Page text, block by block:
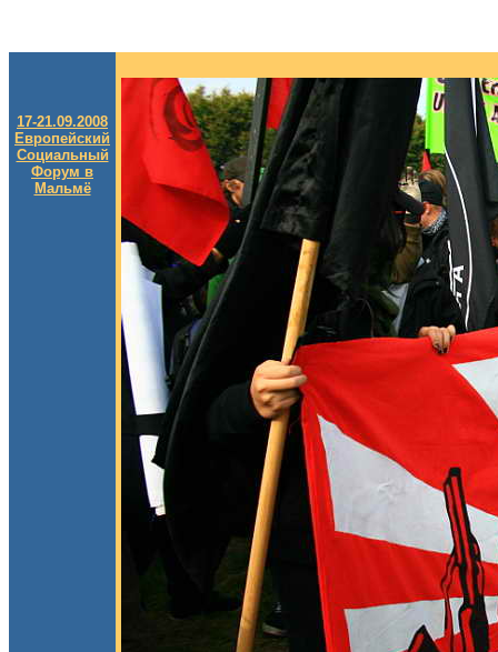
17-21.09.2008
Европейский
Социальный
Форум в
Мальмё